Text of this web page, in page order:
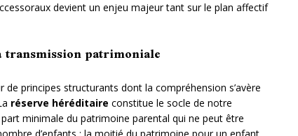
devient un enjeu majeur tant sur le plan affectif
patrimoniale
de principes structurants dont la compréhension s’avère
réserve héréditaire constitue le socle de notre
minimale du patrimoine parental qui ne peut être